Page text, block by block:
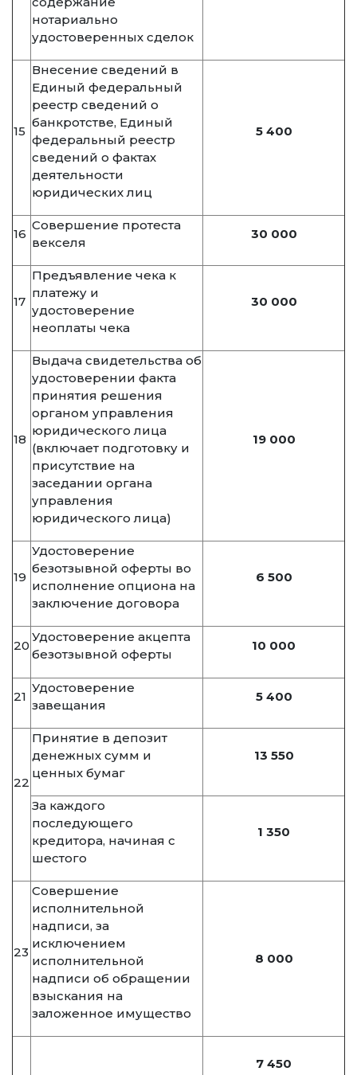
нотариально
удостоверенных сделок
15
Внесение сведений в
Единый федеральный
реестр сведений о
банкротстве, Единый
федеральный реестр
сведений о фактах
деятельности
юридических лиц
5 400
16
Совершение протеста
векселя
30 000
17
Предъявление чека к
платежу и
удостоверение
неоплаты чека
30 000
18
Выдача свидетельства об
удостоверении факта
принятия решения
органом управления
юридического лица
(включает подготовку и
присутствие на
заседании органа
управления
юридического лица)
19 000
19
Удостоверение
безотзывной оферты во
исполнение опциона на
заключение договора
6 500
20
Удостоверение акцепта
безотзывной оферты
10 000
21
Удостоверение
завещания
5 400
22
Принятие в депозит
денежных сумм и
ценных бумаг
13 550
За каждого
последующего
кредитора, начиная с
шестого
1 350
23
Совершение
исполнительной
надписи, за
исключением
исполнительной
надписи об обращении
взыскания на
заложенное имущество
8 000
7 450